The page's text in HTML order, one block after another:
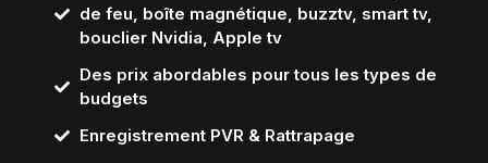
de feu, boîte magnétique, buzztv, smart tv,
bouclier Nvidia, Apple tv
Des prix abordables pour tous les types de
budgets
Enregistrement PVR & Rattrapage